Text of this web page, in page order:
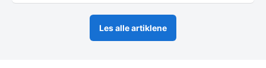
Les alle artiklene